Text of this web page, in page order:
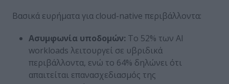
Βασικά ευρήματα για cloud-native περιβάλλοντα:
Ασυμφωνία υποδομών: Το 52% των AI
workloads λειτουργεί σε υβριδικά
περιβάλλοντα, ενώ το 64% δηλώνει ότι
απαιτείται επανασχεδιασμός της